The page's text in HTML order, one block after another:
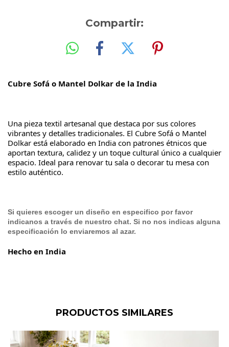
Compartir:
Cubre Sofá o Mantel Dolkar de la India
Una pieza textil artesanal que destaca por sus colores
vibrantes y detalles tradicionales. El Cubre Sofá o Mantel
Dolkar está elaborado en India con patrones étnicos que
aportan textura, calidez y un toque cultural único a cualquier
espacio. Ideal para renovar tu sala o decorar tu mesa con
estilo auténtico.
Si quieres escoger un diseño en especifico por favor
indicanos a través de nuestro chat. Si no nos indicas alguna
especificación lo enviaremos al azar.
Hecho en India
PRODUCTOS SIMILARES